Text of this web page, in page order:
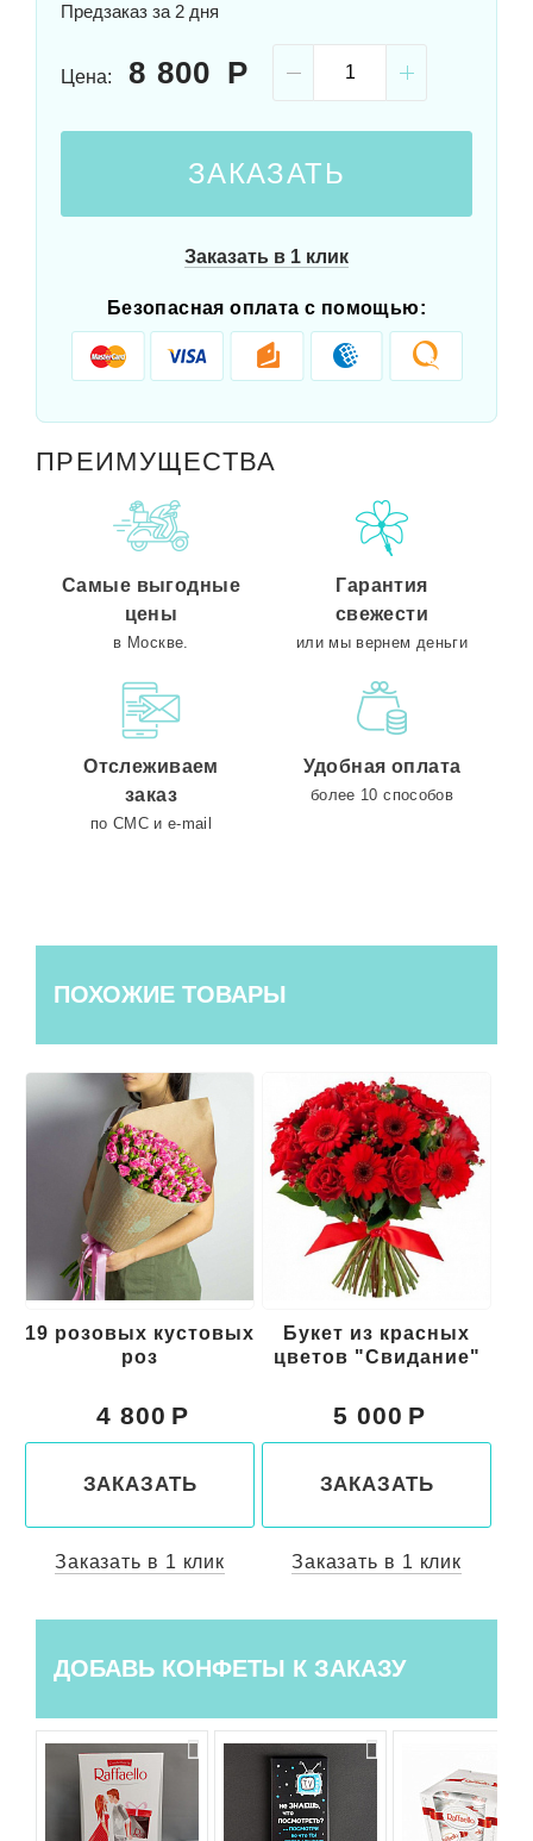
Предзаказ за 2 дня
Цена: 8 800
ЗАКАЗАТЬ
Заказать в 1 клик
Безопасная оплата с помощью:
ПРЕИМУЩЕСТВА
Самые выгодные
цены
в Москве.
Гарантия
свежести
или мы вернем деньги
Отслеживаем
заказ
по СМС и e-mail
Удобная оплата
более 10 способов
ПОХОЖИЕ ТОВАРЫ
19 розовых кустовых
роз
4 800
ЗАКАЗАТЬ
Заказать в 1 клик
Букет из красных
цветов "Свидание"
5 000
ЗАКАЗАТЬ
Заказать в 1 клик
ДОБАВЬ КОНФЕТЫ К ЗАКАЗУ